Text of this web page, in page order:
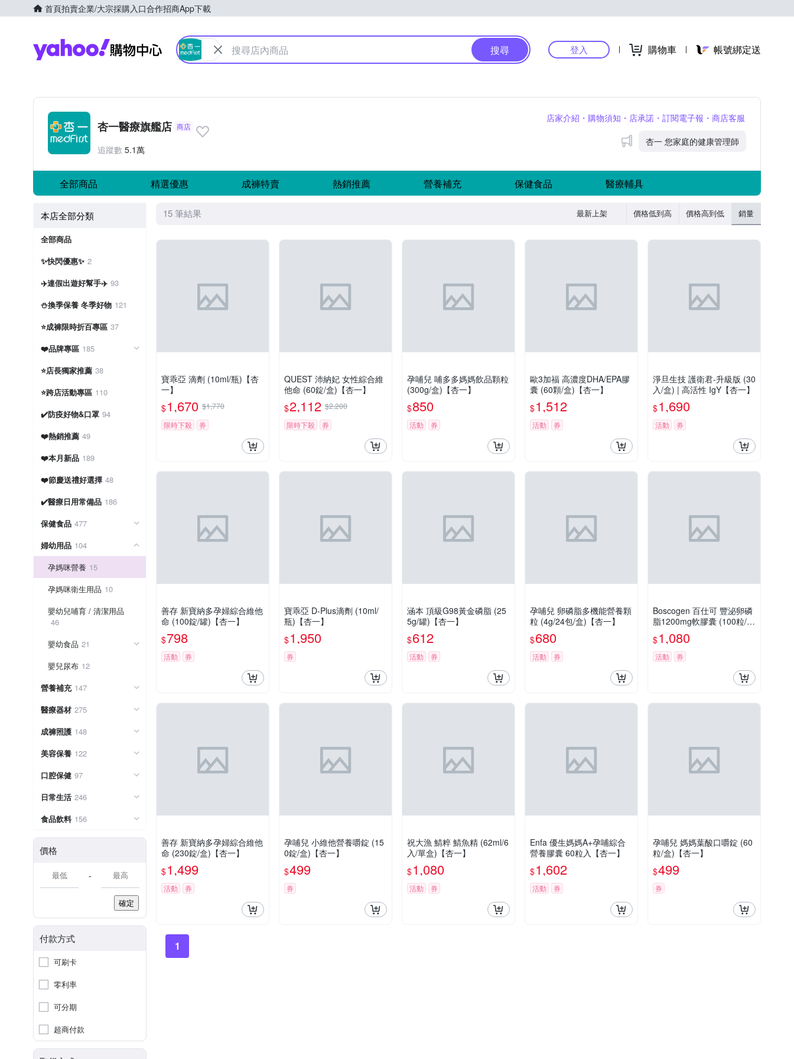
首頁拍賣企業/大宗採購入口合作招商App下載
Yahoo購物中心
搜尋 登入 購物車 帳號綁定送
杏一醫療旗艦店 商店
追蹤數 5.1萬
店家介紹 購物須知 店承諾 訂閱電子報
商店客服
公告杏一 您家庭的健康管理師
全部商品 精選優惠 成褲特賣 熱銷推薦 營養補充 保健食品 醫療輔具
本店全部分類
全部商品
✨快閃優惠✨ 2
✈️連假出遊好幫手✈️ 93
⛄換季保養 冬季好物 121
⭐成褲限時折百專區 37
❤️品牌專區 185
⭐店長獨家推薦 38
⭐跨店活動專區 110
✔️防疫好物&口罩 94
❤️熱銷推薦 49
❤️本月新品 189
❤️節慶送禮好選擇 48
✔️醫療日用常備品 186
保健食品 477
婦幼用品 104
孕媽咪營養 15
孕媽咪衛生用品 10
嬰幼兒哺育 / 清潔用品
46
嬰幼食品 21
嬰兒尿布 12
營養補充 147
醫療器材 275
成褲照護 148
美容保養 122
口腔保健 97
日常生活 246
食品飲料 156
價格
-
確定
付款方式
可刷卡
零利率
可分期
超商付款
15 筆結果 最新上架 價格低到高 價格高到低 銷量
寶乖亞 滴劑 (10ml/瓶)【杏
一】
$1,670 $1,770
限時下殺
券
QUEST 沛納妃 女性綜合維
他命 (60錠/盒)【杏一】
$2,112 $2,200
限時下殺
券
孕哺兒 哺多多媽媽飲品顆粒
(300g/盒)【杏一】
$850
活動 券
歐3加福 高濃度DHA/EPA膠
囊 (60顆/盒)【杏一】
$1,512
活動 券
淨旦生技 護衛君-升級版 (30
入/盒) | 高活性 IgY【杏一】
$1,690
活動 券
善存 新寶納多孕婦綜合維他
命 (100錠/罐)【杏一】
$798
活動 券
寶乖亞 D-Plus滴劑 (10ml/
瓶)【杏一】
$1,950
券
涵本 頂級G98黃金磷脂 (25
5g/罐)【杏一】
$612
活動 券
孕哺兒 卵磷脂多機能營養顆
粒 (4g/24包/盒)【杏一】
$680
活動 券
Boscogen 百仕可 豐泌卵磷
脂1200mg軟膠囊 (100粒/
瓶)【杏一】
$1,080
活動 券
善存 新寶納多孕婦綜合維他
命 (230錠/盒)【杏一】
$1,499
活動 券
孕哺兒 小維他營養嚼錠 (15
0錠/盒)【杏一】
$499
券
祝大漁 鯖粹 鯖魚精 (62ml/6
入/單盒)【杏一】
$1,080
活動 券
Enfa 優生媽媽A+孕哺綜合
營養膠囊 60粒入【杏一】
$1,602
活動 券
孕哺兒 媽媽葉酸口嚼錠 (60
粒/盒)【杏一】
$499
券
1